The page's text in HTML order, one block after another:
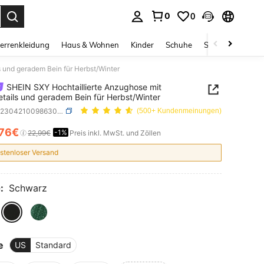
0 0
Haus & Wohnen Kinder Schuhe Schmuck &
geradem Bein für Herbst/Winter
SHEIN SXY Hochtaillierte Anzughose mit
und geradem Bein für Herbst/Winter
SKU: sz2304210098630796 (500+ Kundenmeinungen)
AND AVAILABILITY
22,99€ -1% Preis inkl. MwSt. und Zöllen
Versand
Schwarz
US Standard